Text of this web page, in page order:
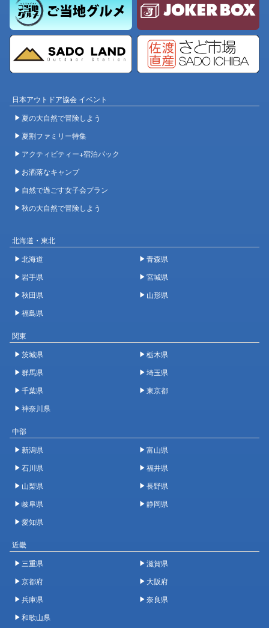
日本アウトドア協会 イベント
夏の大自然で冒険しよう
夏割ファミリー特集
アクティビティー+宿泊パック
お洒落なキャンプ
自然で過ごす女子会プラン
秋の大自然で冒険しよう
北海道・東北
北海道
青森県
岩手県
宮城県
秋田県
山形県
福島県
関東
茨城県
栃木県
群馬県
埼玉県
千葉県
東京都
神奈川県
中部
新潟県
富山県
石川県
福井県
山梨県
長野県
岐阜県
静岡県
愛知県
近畿
三重県
滋賀県
京都府
大阪府
兵庫県
奈良県
和歌山県